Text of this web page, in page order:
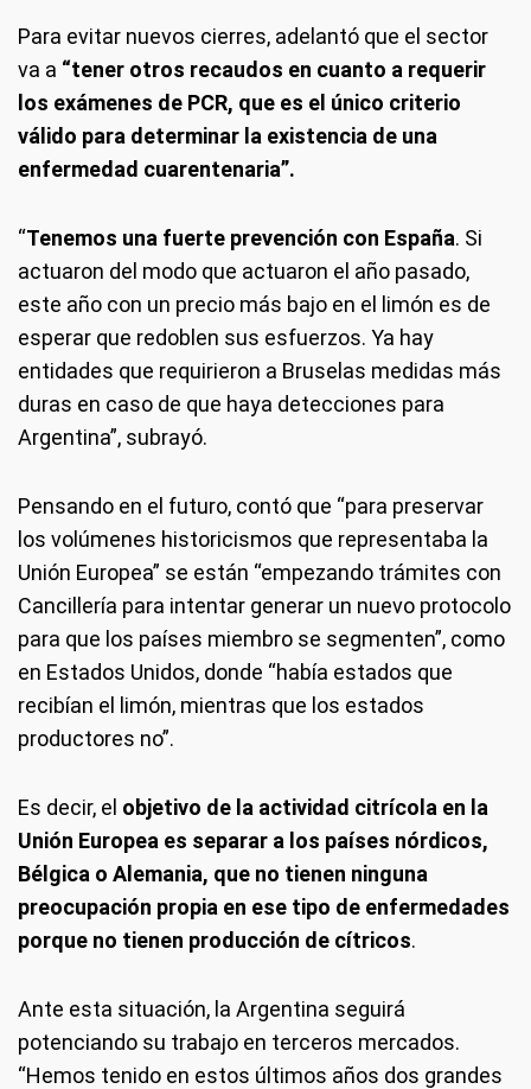
Para evitar nuevos cierres, adelantó que el sector
va a “tener otros recaudos en cuanto a requerir
los exámenes de PCR, que es el único criterio
válido para determinar la existencia de una
enfermedad cuarentenaria”.
“Tenemos una fuerte prevención con España. Si
actuaron del modo que actuaron el año pasado,
este año con un precio más bajo en el limón es de
esperar que redoblen sus esfuerzos. Ya hay
entidades que requirieron a Bruselas medidas más
duras en caso de que haya detecciones para
Argentina”, subrayó.
Pensando en el futuro, contó que “para preservar
los volúmenes historicismos que representaba la
Unión Europea” se están “empezando trámites con
Cancillería para intentar generar un nuevo protocolo
para que los países miembro se segmenten”, como
en Estados Unidos, donde “había estados que
recibían el limón, mientras que los estados
productores no”.
Es decir, el objetivo de la actividad citrícola en la
Unión Europea es separar a los países nórdicos,
Bélgica o Alemania, que no tienen ninguna
preocupación propia en ese tipo de enfermedades
porque no tienen producción de cítricos.
Ante esta situación, la Argentina seguirá
potenciando su trabajo en terceros mercados.
“Hemos tenido en estos últimos años dos grandes